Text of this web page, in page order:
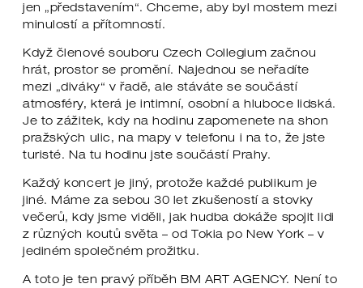
jen „představením“. Chceme, aby byl mostem mezi
minulostí a přítomností.
Když členové souboru Czech Collegium začnou
hrát, prostor se promění. Najednou se neřadíte
mezi „diváky“ v řadě, ale stáváte se součástí
atmosféry, která je intimní, osobní a hluboce lidská.
Je to zážitek, kdy na hodinu zapomenete na shon
pražských ulic, na mapy v telefonu i na to, že jste
turisté. Na tu hodinu jste součástí Prahy.
Každý koncert je jiný, protože každé publikum je
jiné. Máme za sebou 30 let zkušeností a stovky
večerů, kdy jsme viděli, jak hudba dokáže spojit lidi
z různých koutů světa – od Tokia po New York – v
jediném společném prožitku.
A toto je ten pravý příběh BM ART AGENCY. Není to